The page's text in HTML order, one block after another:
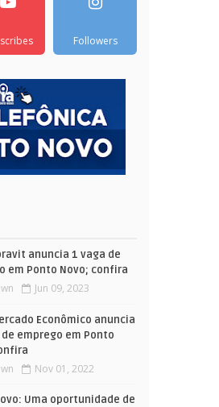
Followers
anuncia 1 vaga de
em Ponto Novo; confira
Jun 09, 2023
Econômico anuncia
de emprego em Ponto
Nov 01, 2022
Uma oportunidade de